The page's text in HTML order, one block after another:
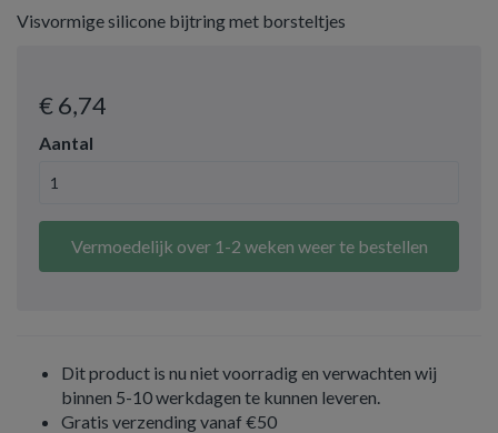
Visvormige silicone bijtring met borsteltjes
€ 6,74
Aantal
Vermoedelijk over 1-2 weken weer te bestellen
Dit product is nu niet voorradig en verwachten wij
binnen 5-10 werkdagen te kunnen leveren.
Gratis verzending vanaf €50